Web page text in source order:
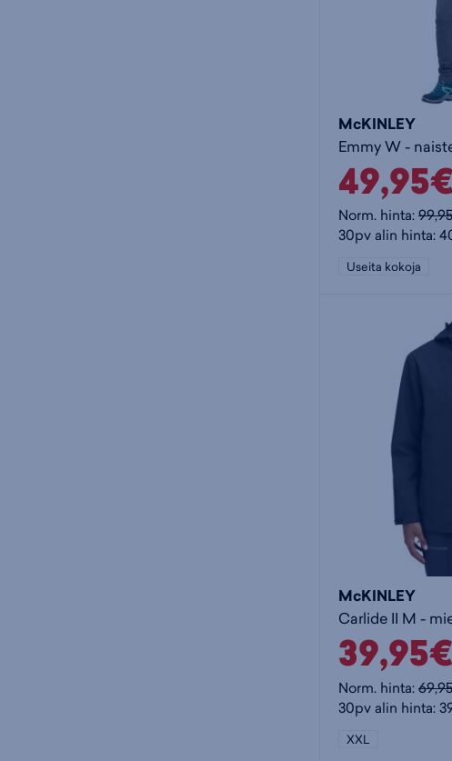
McKINLEY
Emmy W -
Norm. hinta:
30pv alin hinta:
Useita kokoja
McKINLEY
Carlide II M -
39,95€
Norm. hinta:
30pv alin hinta:
XXL